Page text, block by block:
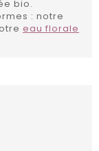
bio.
: notre
eau florale